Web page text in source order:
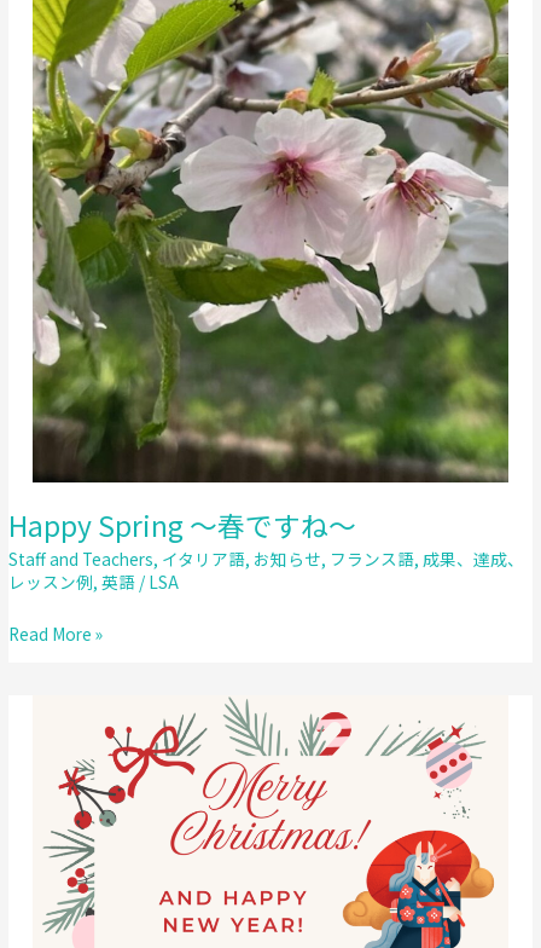
Happy Spring ～春ですね～
Staff and Teachers, イタリア語, お知らせ, フランス語,成果、達成、
レッスン例,英語 / LSA
Happy
Read More »